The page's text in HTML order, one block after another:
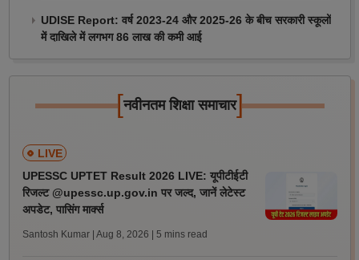
UDISE Report: वर्ष 2023-24 और 2025-26 के बीच सरकारी स्कूलों
में दाखिले में लगभग 86 लाख की कमी आई
[नवीनतम शिक्षा समाचार]
LIVE
UPESSC UPTET Result 2026 LIVE: यूपीटीईटी
रिजल्ट @upessc.up.gov.in पर जल्द, जानें लेटेस्ट
अपडेट, पासिंग मार्क्स
Santosh Kumar | Aug 8, 2026 | 5 mins read